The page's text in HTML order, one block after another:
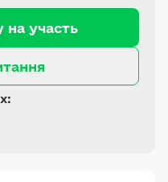
на участь